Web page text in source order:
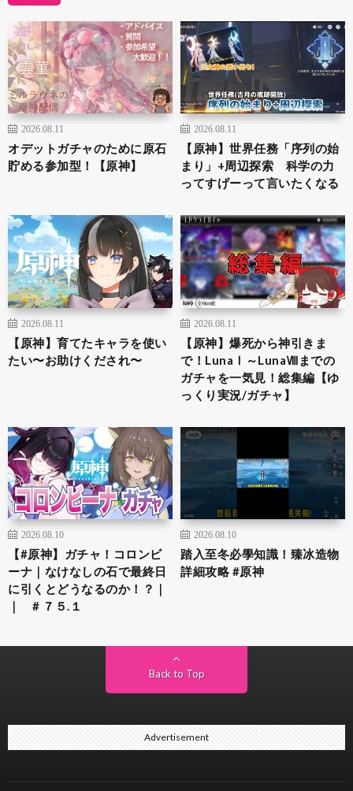
2026.08.11
オデットガチャのために原石
貯める参加型！【原神】
2026.08.11
【原神】世界任務「序列の始
まり」+周辺探索 科学の力
ってすげーって言いたくなる
2026.08.11
【原神】育てたキャラを使い
たい〜お助けくだされ〜
2026.08.11
【原神】爆死から神引きま
で！LunaⅠ～LunaⅧまでの
ガチャを一気見！総集編【ゆ
っくり実況/ガチャ】
2026.08.10
【#原神】ガチャ！コロンビ
ーナ｜なけなしの石で最終日
に引くとどうなるのか！？｜
｜ # ７５.１
2026.08.10
踏入至冬必學知識！臻冰造物
詳細攻略 #原神
Back to Top
Advertisement